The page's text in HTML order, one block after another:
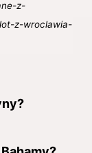
z-
z-wroclawia-